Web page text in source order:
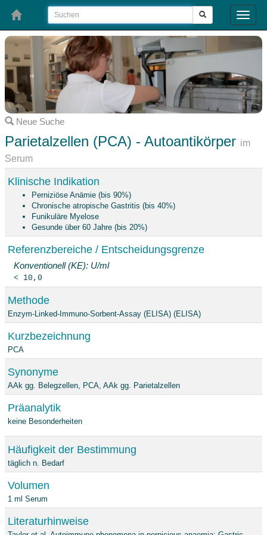
Toggle
Neue Suche
Parietalzellen (PCA) - Autoantikörper im
Serum
Klinische Indikation
Perniziöse Anämie (bis 90%)
Chronische atropische Gastritis (bis 40%)
Funikuläre Myelose
Gesunde über 60 Jahre (bis 20%)
Referenzbereiche / Entscheidungsgrenze
Konventionell (KE): U/ml
< 10,0
Methode
Enzym-Linked-Immuno-Sorbent-Assay (ELISA) (ELISA)
Kurzbezeichnung
PCA
Synonyme
AAk gg. Belegzellen, PCA, AAk gg. Parietalzellen
Präanalytik
keine Besonderheiten
Häufigkeit der Bestimmung
täglich n. Bedarf
Volumen
1 ml Serum
Literaturhinweise